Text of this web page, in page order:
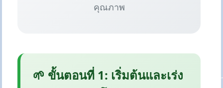
คุณภาพ
🌱 ขั้นตอนที่ 1: เริ่มต้นและเร่ง